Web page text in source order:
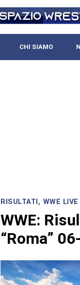
CHI SIAMO
RISULTATI, WWE
WWE:
“Roma”